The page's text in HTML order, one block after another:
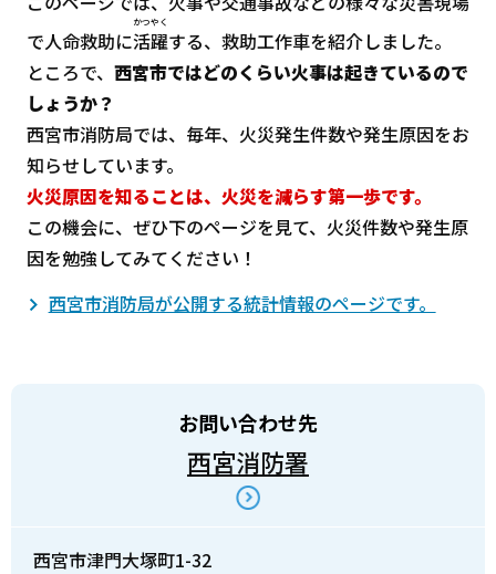
で人命救助に活躍
かつやく
する、救助工作車を紹介しました。
ところで、 西宮市ではどのくらい火事は起きているので
しょうか？
西宮市消防局では、毎年、火災発生件数や発生原因をお
知らせしています。
火災原因を知ることは、火災を減らす第一歩です。
この機会に、ぜひ下のページを見て、火災件数や発生原
因を勉強してみてください！
西宮市消防局が公開する統計情報のページです。
お問い合わせ先
西宮消防署
西宮市津門大塚町1-32